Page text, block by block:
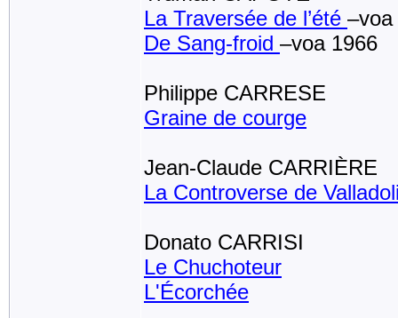
La Traversée de l’été –voa
De Sang-froid –voa 1966
Philippe CARRESE
Graine de courge
Jean-Claude CARRIÈRE
La Controverse de
Donato CARRISI
Le Chuchoteur
L'Écorchée